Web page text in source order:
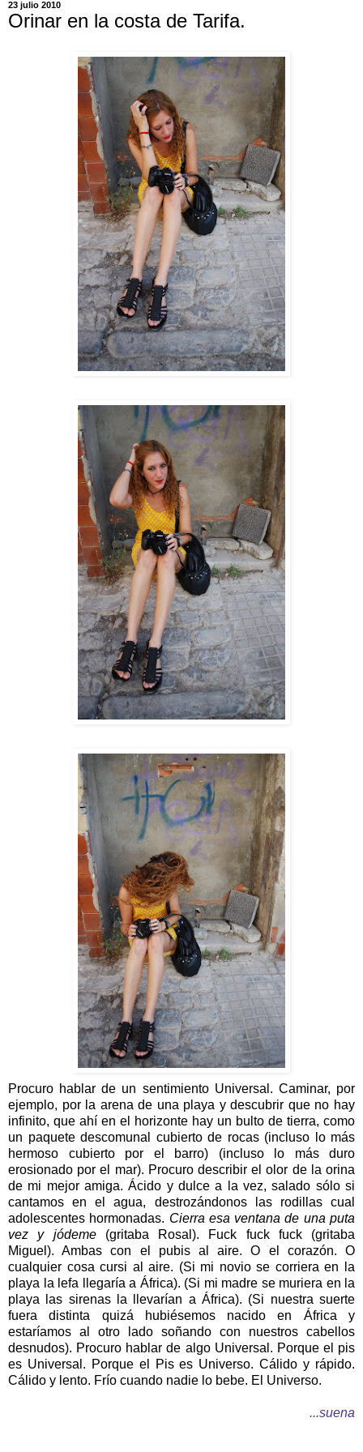
23 julio 2010
Orinar en la costa de Tarifa.
Procuro hablar de un sentimiento Universal. Caminar, por
ejemplo, por la arena de una playa y descubrir que no hay
infinito, que ahí en el horizonte hay un bulto de tierra, como
un paquete descomunal cubierto de rocas (incluso lo más
hermoso cubierto por el barro) (incluso lo más duro
erosionado por el mar). Procuro describir el olor de la orina
de mi mejor amiga. Ácido y dulce a la vez, salado sólo si
cantamos en el agua, destrozándonos las rodillas cual
adolescentes hormonadas. Cierra esa ventana de una puta
vez y jódeme(gritaba Rosal). Fuck fuck fuck (gritaba
Miguel). Ambas con el pubis al aire. O el corazón. O
cualquier cosa cursi al aire. (Si mi novio se corriera en la
playa la lefa llegaría a África). (Si mi madre se muriera en la
playa las sirenas la llevarían a África). (Si nuestra suerte
fuera distinta quizá hubiésemos nacido en África y
estaríamos al otro lado soñando con nuestros cabellos
desnudos). Procuro hablar de algo Universal. Porque el pis
es Universal. Porque el Pis es Universo. Cálido y rápido.
Cálido y lento. Frío cuando nadie lo bebe. El Universo.
...suena